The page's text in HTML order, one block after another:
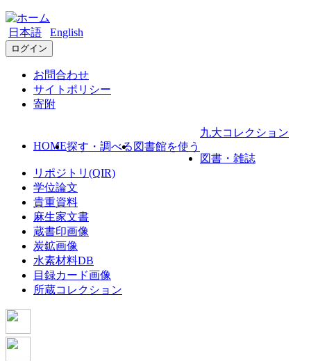
日本語 English
ログイン
お問合わせ
サイトポリシー
寄附
HOME探す・調べる 図書館を使う
九大コレクション
図書・雑誌
リポジトリ(QIR)
学位論文
貴重資料
麻生家文書
蔵書印画像
炭鉱画像
水素材料DB
目録カード画像
所蔵コレクション